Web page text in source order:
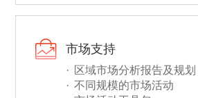
市场支持
区域市场分析报告及规划
不同规模的市场活动